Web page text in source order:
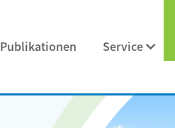
Publikationen Service